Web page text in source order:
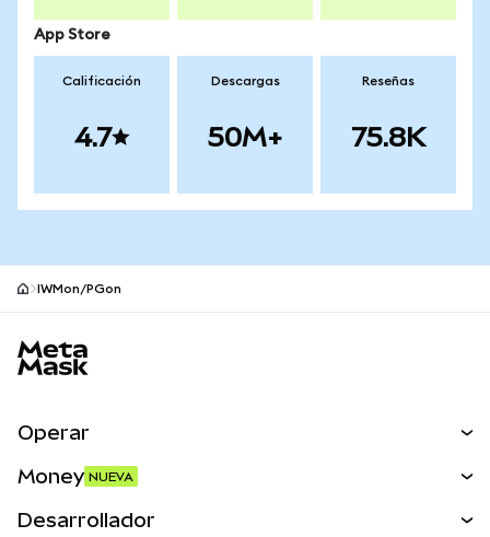
App Store
Calificación
4.7
Descargas
50M+
Reseñas
75.8K
IWMon/PGon
Operar
Money NUEVA
Desarrollador